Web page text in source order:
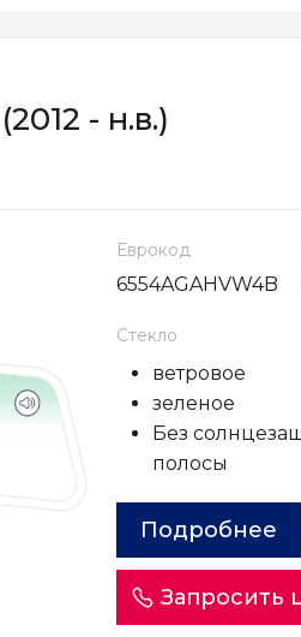
- н.в.)
Еврокод
6554AGAHVW4B
Стекло
ветровое
зеленое
Без
полосы
Подробнее
Запросить